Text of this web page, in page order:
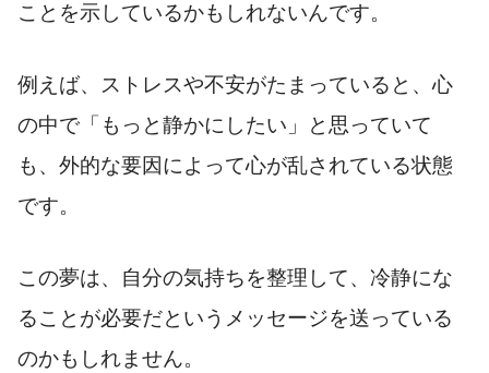
ことを示しているかもしれないんです。
例えば、ストレスや不安がたまっていると、心
の中で「もっと静かにしたい」と思っていて
も、外的な要因によって心が乱されている状態
です。
この夢は、自分の気持ちを整理して、冷静にな
ることが必要だというメッセージを送っている
のかもしれません。